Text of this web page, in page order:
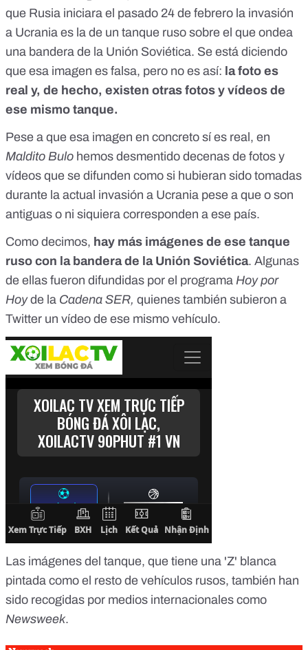
que Rusia iniciara el pasado 24 de febrero la invasión
a Ucrania es la de un tanque ruso sobre el que ondea
una bandera de la Unión Soviética. Se está diciendo
que esa imagen es falsa, pero no es así: la foto es
real y, de hecho, existen otras fotos y vídeos de
ese mismo tanque.
Pese a que esa imagen en concreto sí es real, en
Maldito Bulo hemos desmentido decenas de fotos y
vídeos que se difunden como si hubieran sido tomadas
durante la actual invasión a Ucrania pese a que o son
antiguas o ni siquiera corresponden a ese país.
Como decimos, hay más imágenes de ese tanque
ruso con la bandera de la Unión Soviética. Algunas
de ellas fueron difundidas por el programa Hoy por
Hoyde la Cadena SER, quienes también subieron a
Twitter un vídeo de ese mismo vehículo.
Las imágenes del tanque, que tiene una 'Z' blanca
pintada como el resto de vehículos rusos, también han
sido recogidas por medios internacionales como
Newsweek.